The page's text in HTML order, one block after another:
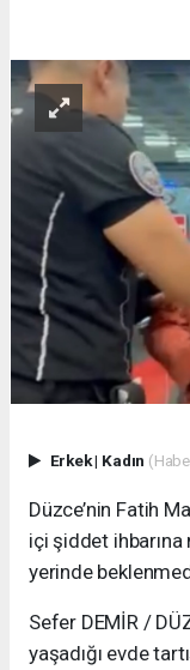
Erkek| Kadın
Düzce’nin Fatih
içi şiddet
yerinde
Sefer DEMİR /
yaşadığı evde